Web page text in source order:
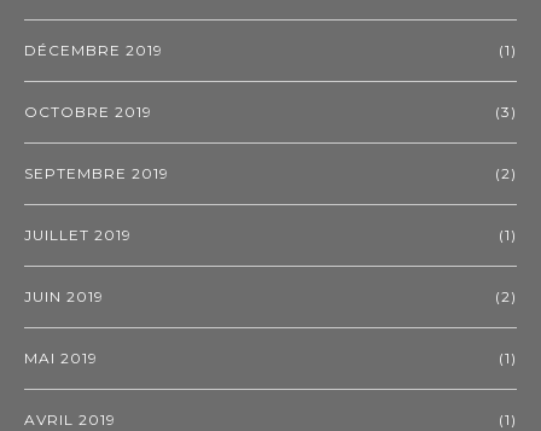
DÉCEMBRE 2019 (1)
OCTOBRE 2019 (3)
SEPTEMBRE 2019 (2)
JUILLET 2019 (1)
JUIN 2019 (2)
MAI 2019 (1)
AVRIL 2019 (1)